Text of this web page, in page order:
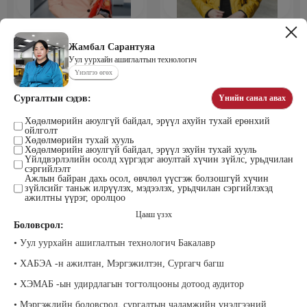
Жамбал Сарантуяа
Уул уурхайн ашиглалтын технологич
Үнэлгээ өгөх
Сургалтын сэдэв: Үнийн санал авах
Хөдөлмөрийн аюулгүй байдал, эрүүл ахуйн тухай ерөнхий
ойлголт
Хөдөлмөрийн тухай хууль
Хөдөлмөрийн аюулгүй байдал, эрүүл эхуйн тухай хууль
Үйлдвэрлэлийн осолд хүргэдэг аюултай хүчин зүйлс, урьдчилан
сэргийлэлт
Ажлын байран дахь осол, өвчлөл үүсгэж болзошгүй хүчин
зүйлсийг таньж илрүүлэх, мэдээлэх, урьдчилан сэргийлэхэд
ажилтны үүрэг, оролцоо
Цааш үзэх
Боловсрол:
• Уул уурхайн ашиглалтын технологич Бакалавр
• ХАБЭА -н ажилтан, Мэргэжилтэн, Сургагч багш
• ХЭМАБ -ын удирдлагын тогтолцооны дотоод аудитор
• Мэргэжлийн боловсрол, сургалтын чадамжийн үнэлгээний
Удирдахуйн ухаан менежментийн
академийн захирал
Мөнгөнрейс Пүрэвдорж
Программист, График дизайнер,
Багш
Өлзийсайхан Золбаяр
Эрдэнэт үйлдвэрийн хүний нөөцийн